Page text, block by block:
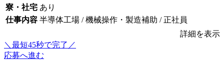
寮・社宅 あり
仕事内容 半導体工場 / 機械操作・製造補助 / 正社員
詳細を表示
＼最短45秒で完了／
応募へ進む